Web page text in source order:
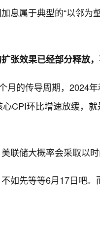
息属于典型的“以邻为
张效果已经部分释放
月的传导周期，2024
CPI环比增速放缓，
联储大概率会采取以
如先等等6月17日吧